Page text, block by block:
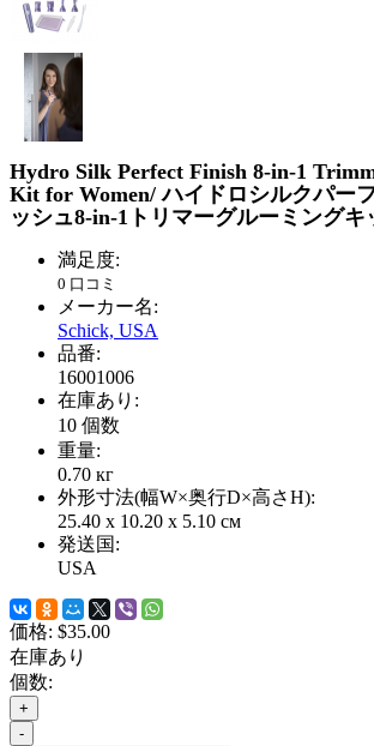
Hydro Silk Perfect Finish 8-in-1
Kit for Women/ハイドロシルクパー
ッシュ8-in-1 トリマーグルーミングキ
満足度:
0 口コミ
メーカー名:
Schick, USA
品番:
16001006
在庫あり:
10 個数
重量:
0.70 кг
外形寸法(幅W×奥行D×高さH):
25.40 x 10.20 x 5.10 см
発送国:
USA
価格: $35.00
在庫あり
個数:
+
-